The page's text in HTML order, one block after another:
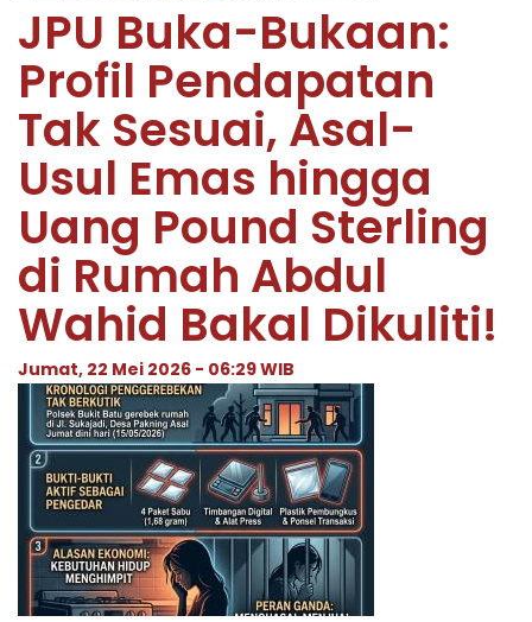
JPU Buka-Bukaan:
Profil Pendapatan
Tak Sesuai, Asal-
Usul Emas hingga
Uang Pound Sterling
di Rumah Abdul
Wahid Bakal Dikuliti!
Jumat, 22 Mei 2026 - 06:29 WIB